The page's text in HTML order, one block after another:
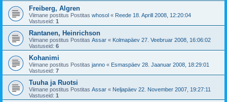
Freiberg, Algren
Viimane postitus Postitas whosol « Reede 18. Aprill 2008, 12:20:04
Vastuseid: 1
Rantanen, Heinrichson
Viimane postitus Postitas Assar « Kolmapäev 27. Veebruar 2008, 16:06:02
Vastuseid: 6
Kohanimi
Viimane postitus Postitas janno « Esmaspäev 28. Jaanuar 2008, 18:29:01
Vastuseid: 7
Tuuha ja Ruotsi
Viimane postitus Postitas Assar « Neljapäev 22. November 2007, 19:27:11
Vastuseid: 1